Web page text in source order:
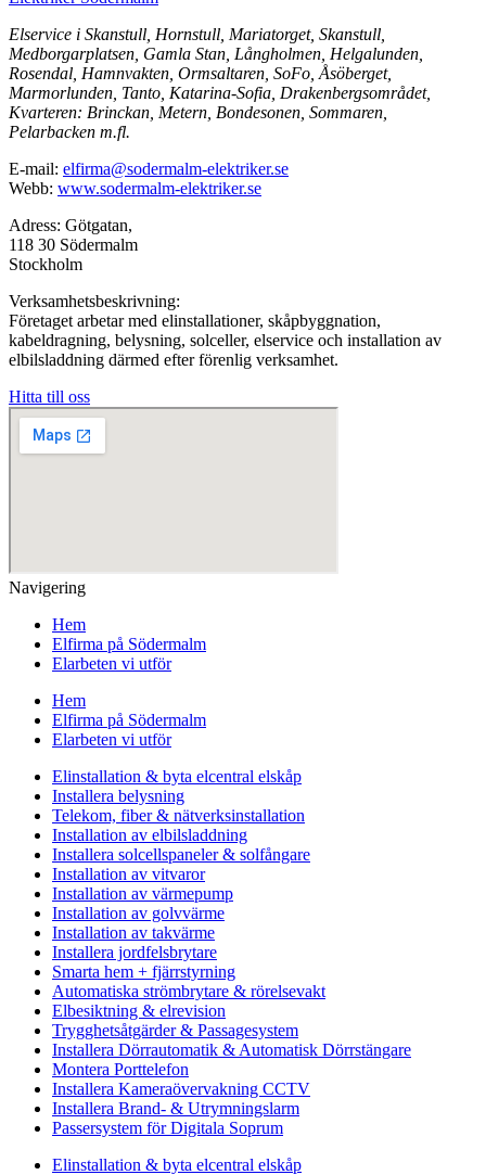
Elservice i Skanstull, Hornstull, Mariatorget, Skanstull,
Medborgarplatsen, Gamla Stan, Långholmen, Helgalunden,
Rosendal, Hamnvakten, Ormsaltaren, SoFo, Åsöberget,
Marmorlunden, Tanto, Katarina-Sofia, Drakenbergsområdet,
Kvarteren: Brinckan, Metern, Bondesonen, Sommaren,
Pelarbacken m.fl.
E-mail: elfirma@sodermalm-elektriker.se
Webb: www.sodermalm-elektriker.se
Adress: Götgatan,
118 30 Södermalm
Stockholm
Verksamhetsbeskrivning:
Företaget arbetar med elinstallationer, skåpbyggnation,
kabeldragning, belysning, solceller, elservice och installation av
elbilsladdning därmed efter förenlig verksamhet.
Hitta till oss
Navigering
Hem
Elfirma på Södermalm
Elarbeten vi utför
Hem
Elfirma på Södermalm
Elarbeten vi utför
Elinstallation & byta elcentral elskåp
Installera belysning
Telekom, fiber & nätverksinstallation
Installation av elbilsladdning
Installera solcellspaneler & solfångare
Installation av vitvaror
Installation av värmepump
Installation av golvvärme
Installation av takvärme
Installera jordfelsbrytare
Smarta hem + fjärrstyrning
Automatiska strömbrytare & rörelsevakt
Elbesiktning & elrevision
Trygghetsåtgärder & Passagesystem
Installera Dörrautomatik & Automatisk Dörrstängare
Montera Porttelefon
Installera Kameraövervakning CCTV
Installera Brand- & Utrymningslarm
Passersystem för Digitala Soprum
Elinstallation & byta elcentral elskåp